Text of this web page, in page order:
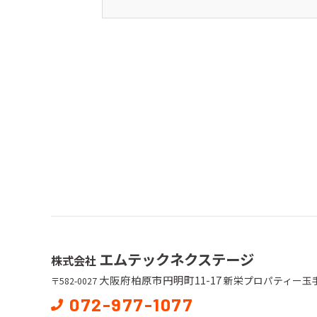
株式会社 エムテックネクステージ
〒582-0027 大阪府柏原市円明町11-17新栄プロパティー玉
072-977-1077